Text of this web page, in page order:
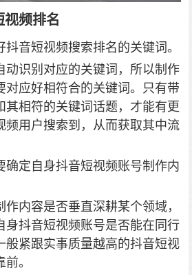
视频排名
音短视频搜索排名的关键词。
动识别对应的关键词，所以制作
对应好相符合的关键词。只有带
其相符的关键词话题，才能有更
频用户搜索到，从而获取其中流
确定自身抖音短视频账号制作内
作内容是否垂直深耕某个领域，
身抖音短视频账号是否能在同行
般紧跟实事质量越高的抖音短视
。